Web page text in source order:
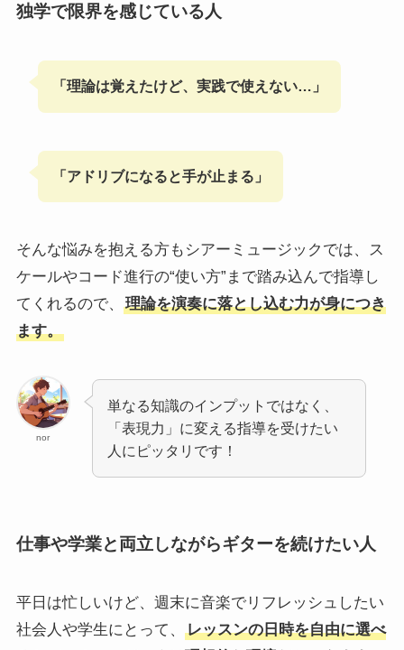
独学で限界を感じている人
「理論は覚えたけど、実践で使えない…」
「アドリブになると手が止まる」
そんな悩みを抱える方もシアーミュージックでは、ス
ケールやコード進行の“使い方”まで踏み込んで指導し
てくれるので、
理論を演奏に落とし込む力が身につき
ます。
nor
単なる知識のインプットではなく、
「表現力」に変える指導を受けたい
人にピッタリです！
仕事や学業と両立しながらギターを続けたい人
平日は忙しいけど、週末に音楽でリフレッシュしたい
社会人や学生にとって、
レッスンの日時を自由に選べ